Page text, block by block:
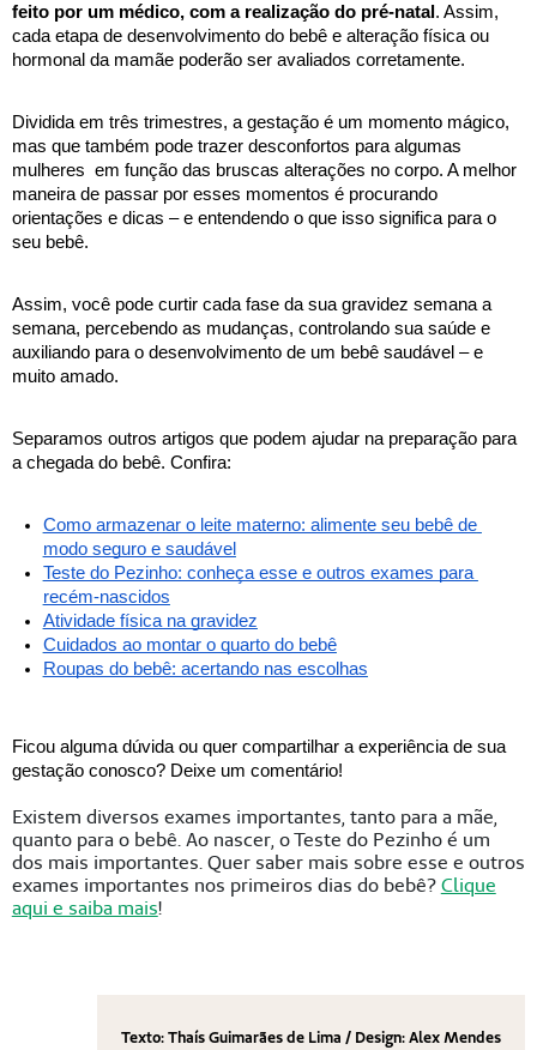
feito por um médico, com a realização do pré-natal. Assim,
cada etapa de desenvolvimento do bebê e alteração física ou
hormonal da mamãe poderão ser avaliados corretamente.
Dividida em três trimestres, a gestação é um momento mágico,
mas que também pode trazer desconfortos para algumas
mulheres  em função das bruscas alterações no corpo. A melhor
maneira de passar por esses momentos é procurando
orientações e dicas – e entendendo o que isso significa para o
seu bebê.
Assim, você pode curtir cada fase da sua gravidez semana a
semana, percebendo as mudanças, controlando sua saúde e
auxiliando para o desenvolvimento de um bebê saudável – e
muito amado.
Separamos outros artigos que podem ajudar na preparação para
a chegada do bebê. Confira:
Como armazenar o leite materno: alimente seu bebê de
modo seguro e saudável
Teste do Pezinho: conheça esse e outros exames para
recém-nascidos
Atividade física na gravidez
Cuidados ao montar o quarto do bebê
Roupas do bebê: acertando nas escolhas
Ficou alguma dúvida ou quer compartilhar a experiência de sua
gestação conosco? Deixe um comentário!
Existem diversos exames importantes, tanto para a mãe,
quanto para o bebê. Ao nascer, o Teste do Pezinho é um
dos mais importantes. Quer saber mais sobre esse e outros
exames importantes nos primeiros dias do bebê?Clique
aqui e saiba mais!
Texto: Thaís Guimarães de Lima / Design: Alex Mendes